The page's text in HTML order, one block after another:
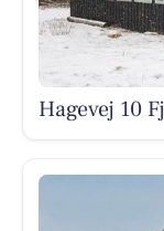
Hagevej 10